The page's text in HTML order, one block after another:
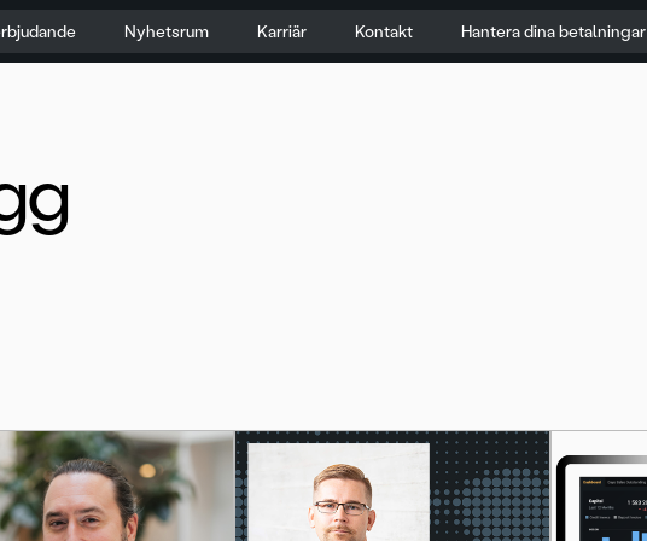
Nyhetsrum Karriär Kontakt Hantera dina betalningar